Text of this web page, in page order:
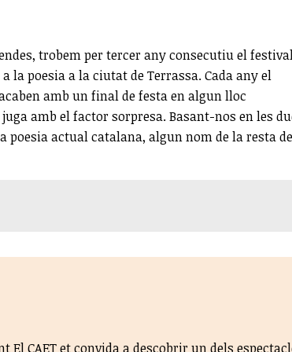
trobem per tercer any consecutiu el
la poesia a la ciutat de Terrassa. Cada any el
amb un final de festa en algun lloc
juga amb el factor sorpresa. Basant-nos en les
poesia actual catalana, algun nom de la resta de
CAET et convida a descobrir un dels